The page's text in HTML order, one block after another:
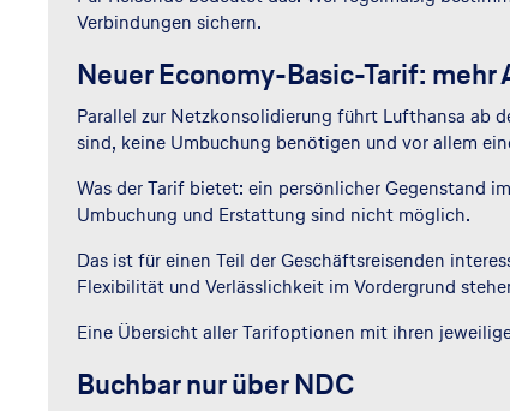
Verbindungen sichern.
Neuer Economy-Basic-Tarif: mehr
Parallel zur Netzkonsolidierung führt Lufthansa ab
sind, keine Umbuchung benötigen und vor allem
Was der Tarif bietet: ein persönlicher Gegenstand
Umbuchung und Erstattung sind nicht möglich.
Das ist für einen Teil der Geschäftsreisenden
Flexibilität und Verlässlichkeit im Vordergrund
Eine Übersicht aller Tarifoptionen mit ihren
Buchbar nur über NDC